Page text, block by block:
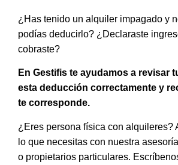
¿Has tenido un alquiler impagado y
podías deducirlo? ¿Declaraste
cobraste?
En Gestifis te ayudamos a revisar
esta deducción correctamente y
te corresponde.
¿Eres persona física con alquileres?
lo que necesitas con nuestra
o propietarios particulares.